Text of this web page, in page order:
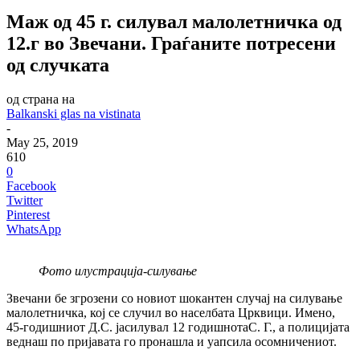
Маж од 45 г. силувал малолетничка од
12.г во Звечани. Граѓаните потресени
од случката
од страна на
Balkanski glas na vistinata
-
May 25, 2019
610
0
Facebook
Twitter
Pinterest
WhatsApp
Фото илустрација-силување
Звечани бе згрозени со новиот шокантен случај на силување
малолетничка, кој се случил во населбата Црквици. Имено,
45-годишниот Д.С. јасилувал 12 годишнотаС. Г., а полицијата
веднаш по пријавата го пронашла и уапсила осомничениот.